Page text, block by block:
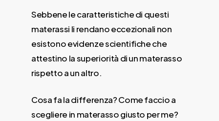
Sebbene le caratteristiche di questi
materassi li rendano eccezionali non
esistono evidenze scientifiche che
attestino la superiorità di un materasso
rispetto a un altro.
Cosa fa la differenza? Come faccio a
scegliere in materasso giusto per me?